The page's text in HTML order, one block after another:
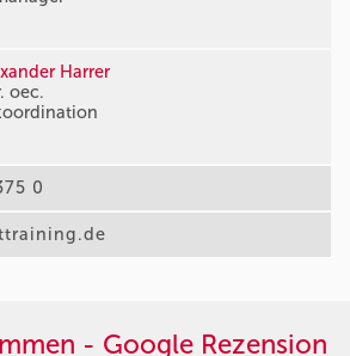
Harrer
oec.
0
- Google Rezension